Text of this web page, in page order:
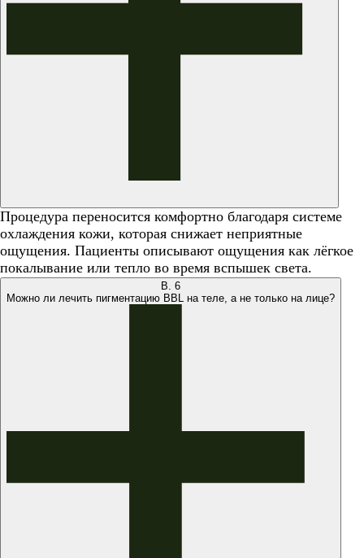
Процедура переносится комфортно благодаря системе
охлаждения кожи, которая снижает неприятные
ощущения. Пациенты описывают ощущения как лёгкое
покалывание или тепло во время вспышек света.
В. 6
Можно ли лечить пигментацию BBL на теле, а не только на лице?